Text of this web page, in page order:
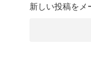
新しい投稿をメ